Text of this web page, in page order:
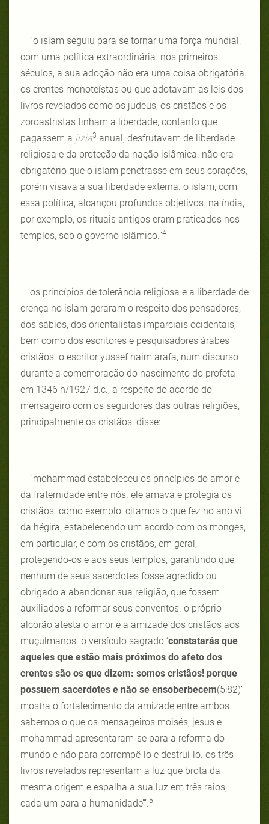
“o islam seguiu para se tornar uma força mundial,
com uma política extraordinária. nos primeiros
séculos, a sua adoção não era uma coisa obrigatória.
os crentes monoteístas ou que adotavam as leis dos
livros revelados como os judeus, os cristãos e os
zoroastristas tinham a liberdade, contanto que
pagassem a jizia3 anual, desfrutavam de liberdade
religiosa e da proteção da nação islâmica. não era
obrigatório que o islam penetrasse em seus corações,
porém visava a sua liberdade externa. o islam, com
essa política, alcançou profundos objetivos. na índia,
por exemplo, os rituais antigos eram praticados nos
templos, sob o governo islâmico.”4
os princípios de tolerância religiosa e a liberdade de
crença no islam geraram o respeito dos pensadores,
dos sábios, dos orientalistas imparciais ocidentais,
bem como dos escritores e pesquisadores árabes
cristãos. o escritor yussef naim arafa, num discurso
durante a comemoração do nascimento do profeta
em 1346 h/1927 d.c., a respeito do acordo do
mensageiro com os seguidores das outras religiões,
principalmente os cristãos, disse:
“mohammad estabeleceu os princípios do amor e
da fraternidade entre nós. ele amava e protegia os
cristãos. como exemplo, citamos o que fez no ano vi
da hégira, estabelecendo um acordo com os monges,
em particular, e com os cristãos, em geral,
protegendo-os e aos seus templos, garantindo que
nenhum de seus sacerdotes fosse agredido ou
obrigado a abandonar sua religião, que fossem
auxiliados a reformar seus conventos. o próprio
alcorão atesta o amor e a amizade dos cristãos aos
muçulmanos. o versículo sagrado ‘constatarás que
aqueles que estão mais próximos do afeto dos
crentes são os que dizem: somos cristãos! porque
possuem sacerdotes e não se ensoberbecem(5:82)’
mostra o fortalecimento da amizade entre ambos.
sabemos o que os mensageiros moisés, jesus e
mohammad apresentaram-se para a reforma do
mundo e não para corrompê-lo e destruí-lo. os três
livros revelados representam a luz que brota da
mesma origem e espalha a sua luz em três raios,
cada um para a humanidade’”. 5